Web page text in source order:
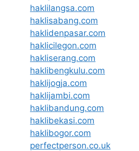
haklilangsa.com
haklisabang.com
haklidenpasar.com
haklicilegon.com
hakliserang.com
haklibengkulu.com
haklijogja.com
haklijambi.com
haklibandung.com
haklibekasi.com
haklibogor.com
perfectperson.co.uk